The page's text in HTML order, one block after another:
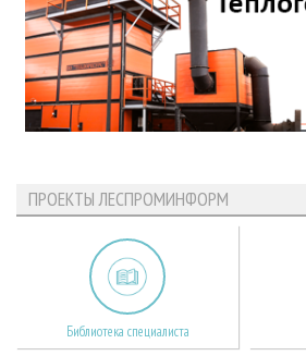
ПРОЕКТЫ ЛЕСПРОМИНФОРМ
Библиотека специалиста